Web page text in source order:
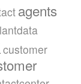
agents
customer